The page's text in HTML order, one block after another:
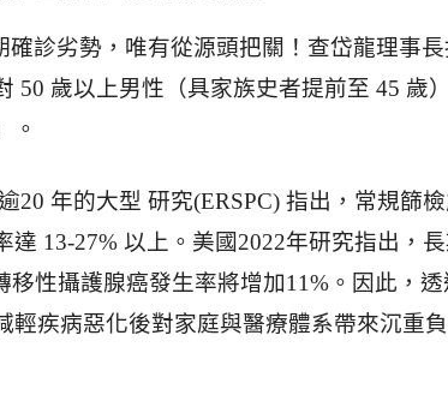
確診劣勢，唯有從源頭把關！查岱龍理事
50 歲以上男性（具家族史者提前至 45 歲
。
20 年的大型 研究(ERSPC) 指出，常規篩
達 13-27% 以上。美國2022年研究指出，
移性攝護腺癌發生率將增加11%。因此，透
輕疾病惡化後對家庭與醫療體系帶來沉重負